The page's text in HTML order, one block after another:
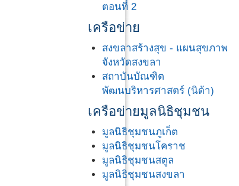
ตอนที่ 2
เครือข่าย
สงขลาสร้างสุข - แผนสุขภาพ
จังหวัดสงขลา
สถาบันบัณฑิต
พัฒนบริหารศาสตร์ (นิด้า)
เครือข่ายมูลนิธิชุมชน
มูลนิธิชุมชนภูเก็ต
มูลนิธิชุมชนโคราช
มูลนิธิชุมชนสตูล
มูลนิธิชุมชนสงขลา